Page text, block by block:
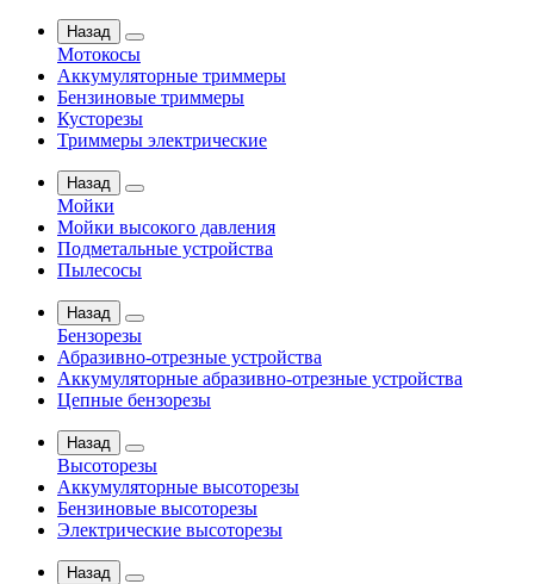
Назад
Мотокосы
Аккумуляторные триммеры
Бензиновые триммеры
Кусторезы
Триммеры электрические
Назад
Мойки
Мойки высокого давления
Подметальные устройства
Пылесосы
Назад
Бензорезы
Абразивно-отрезные устройства
Аккумуляторные абразивно-отрезные устройства
Цепные бензорезы
Назад
Высоторезы
Аккумуляторные высоторезы
Бензиновые высоторезы
Электрические высоторезы
Назад